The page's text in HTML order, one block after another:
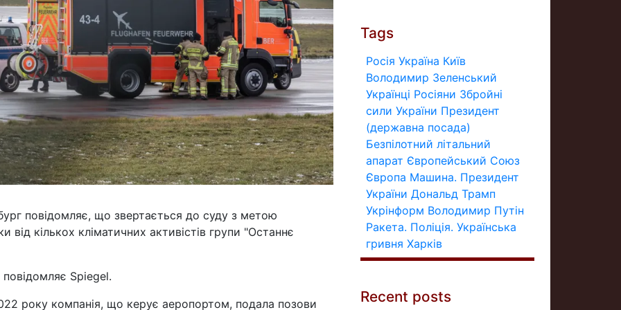
повідомляє, що звертається до суду з метою
від кількох кліматичних активістів групи "Останнє
Spiegel.
року компанія, що керує аеропортом, подала позови
Tags
Росія Україна Київ
Володимир Зеленський
Українці Росіяни Збройні
сили України Президент
(державна посада)
Безпілотний літальний
апарат Європейський Союз
Європа Машина. Президент
України Дональд Трамп
Укрінформ Володимир Путін
Ракета. Поліція. Українська
гривня Харків
Recent posts